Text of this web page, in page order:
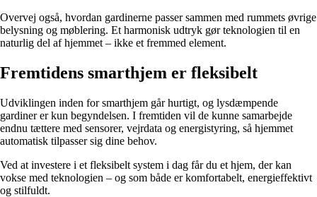
Overvej også, hvordan gardinerne passer sammen med rummets øvrige
belysning og møblering. Et harmonisk udtryk gør teknologien til en
naturlig del af hjemmet – ikke et fremmed element.
Fremtidens smarthjem er fleksibelt
Udviklingen inden for smarthjem går hurtigt, og lysdæmpende
gardiner er kun begyndelsen. I fremtiden vil de kunne samarbejde
endnu tættere med sensorer, vejrdata og energistyring, så hjemmet
automatisk tilpasser sig dine behov.
Ved at investere i et fleksibelt system i dag får du et hjem, der kan
vokse med teknologien – og som både er komfortabelt, energieffektivt
og stilfuldt.